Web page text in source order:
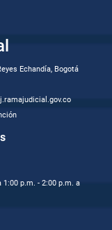
Echandía, Bogotá
p.m. - 2:00 p.m. a